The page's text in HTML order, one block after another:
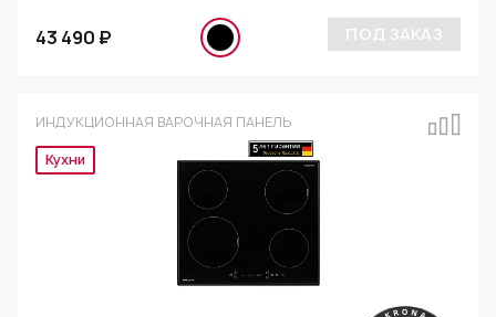
43 490 ₽ ПОД ЗАКАЗ
ИНДУКЦИОННАЯ ВАРОЧНАЯ ПАНЕЛЬ
Кухни